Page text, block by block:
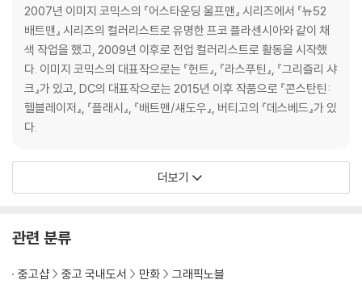
2007년 이미지 코믹스의 『어스타운딩 울프맨』 시리즈에서 『뉴52
배트맨』 시리즈의 컬러리스트로 유명한 프코 플라센시아와 같이 채
색 작업을 했고, 2009년 이후로 전업 컬러리스트로 활동을 시작했
다. 이미지 코믹스의 대표작으로는 『헌트』, 『라스푸틴』, 『그리즐리 샤
크』가 있고, DC의 대표작으로는 2015년 이후 작품으로 『콘스탄틴:
헬블레이저』, 『플래시』, 『배트맨/섀도우』, 버티고의 『데스베드』가 있
다.
더보기
관련 분류
중고샵 중고 국내도서 만화 그래픽노블